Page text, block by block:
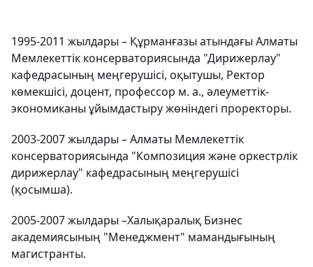
1995-2011 жылдары – Құрманғазы атындағы Алматы
Мемлекеттік консерваториясында "Дирижерлау"
кафедрасының меңгерушісі, оқытушы, Ректор
көмекшісі, доцент, профессор м. а., әлеуметтік-
экономиканы ұйымдастыру жөніндегі проректоры.
2003-2007 жылдары – Алматы Мемлекеттік
консерваториясында "Композиция және оркестрлік
дирижерлау" кафедрасының меңгерушісі
(қосымша).
2005-2007 жылдары –Халықаралық Бизнес
академиясының "Менеджмент" мамандығының
магистранты.